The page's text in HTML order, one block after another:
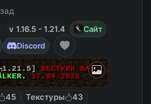
v 1.16.5 - 1.21.4
Сайт
Discord
ЖЕСТКИЙ ВАЙП!
. 17.04.2026
45 Текстуры
43